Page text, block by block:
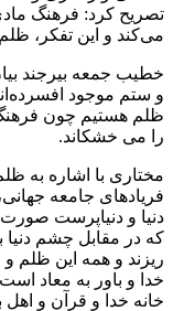
تصریح کرد: فرهنگ
می‌کند و این تفکر،
خطیب جمعه بیرجند
و ستم موجود
ظلم هستیم چون
را می خشکاند.
مختاری با اشاره به
فریادهای جامعه
دنیا و دنیاپرست
که در مقابل چشم
ریزند و همه این ظلم و
خدا و باور به معاد
خانه خدا و قرآن و